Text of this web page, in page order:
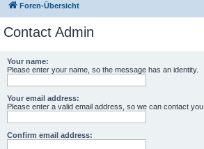
Foren-Übersicht
Contact Admin
Your name:
Please enter your name, so the message has an identity.
Your email address:
Please enter a valid email address, so we can contact you.
Confirm email address: